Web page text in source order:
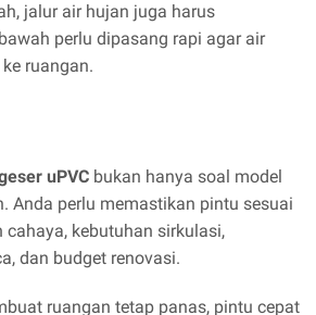
jalur air hujan juga harus
perlu dipasang rapi agar air
ruangan.
uPVC bukan hanya soal model
Anda perlu memastikan pintu sesuai
cahaya, kebutuhan sirkulasi,
dan budget renovasi.
ruangan tetap panas, pintu cepat